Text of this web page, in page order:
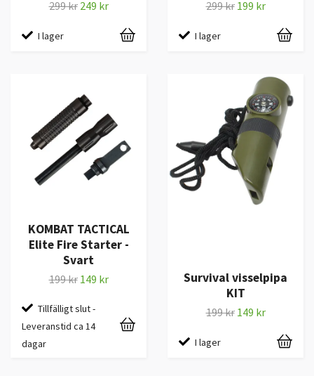
299 kr 249 kr
I lager
299 kr 199 kr
I lager
KOMBAT TACTICAL
Elite Fire Starter -
Svart
199 kr 149 kr
Tillfälligt slut -
Leveranstid ca 14
dagar
Survival visselpipa
KIT
199 kr 149 kr
I lager